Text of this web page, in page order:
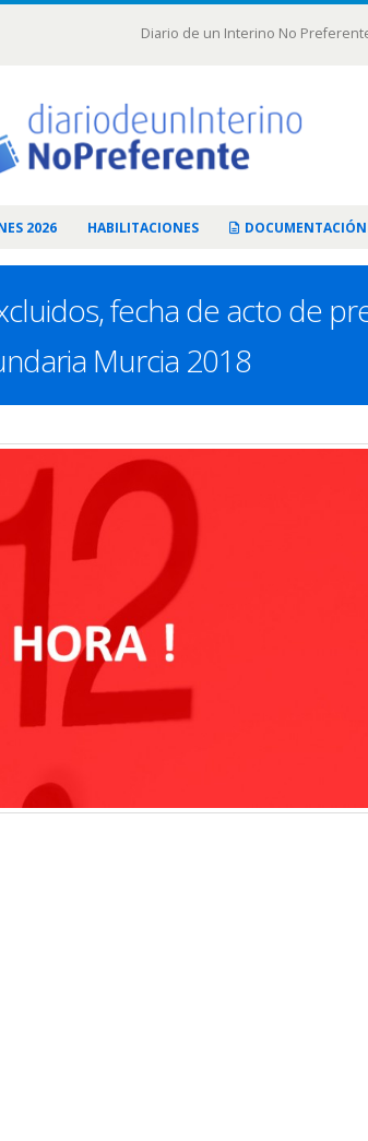
Diario de un Interino No
2026 HABILITACIONES DOCUMENTACIÓN
fecha de acto de
Murcia 2018